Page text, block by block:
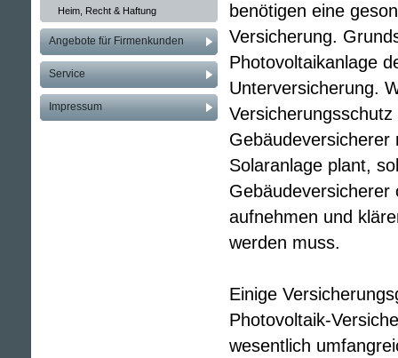
Heim, Recht & Haftung
Angebote für Firmenkunden
Service
Impressum
benötigen eine
Versicherung.
Photovoltaikanlage
Unterversicherung.
Gebäudeversicherer
Solaranlage plant,
Gebäudeversicherer
aufnehmen und
werden muss.
Einige
Photovoltaik-
wesentlich